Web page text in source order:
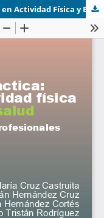
De la Teoría a la Práctica Innovación en Actividad Física y Ejercicio para la salud.pdf